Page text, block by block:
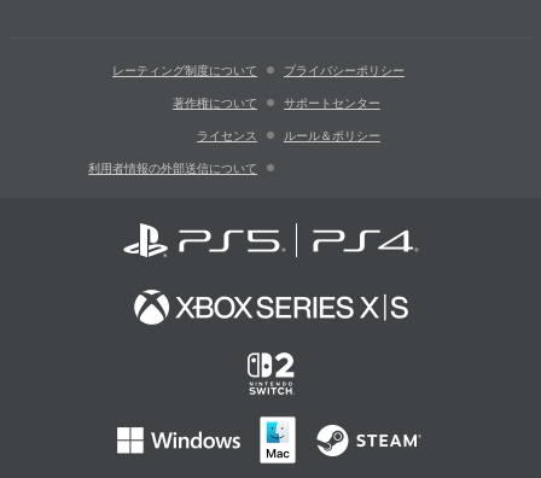
レーティング制度について プライバシーポリシー
著作権について サポートセンター
ライセンス ルール＆ポリシー
利用者情報の外部送信について